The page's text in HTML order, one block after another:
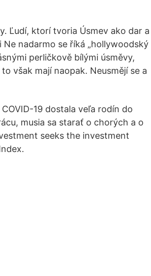
Ľudí, ktorí tvoria Úsmev ako dar a
nadarmo se říká „hollywoodský
perličkově bílými úsměvy,
však mají naopak. Neusmějí se a
19 dostala veľa rodín do
musia sa starať o chorých a o
seeks the investment